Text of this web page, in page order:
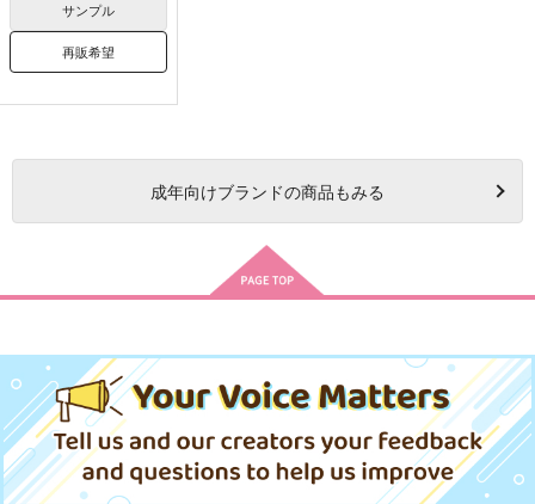
サンプル
再販希望
成年向けブランドの商品もみる